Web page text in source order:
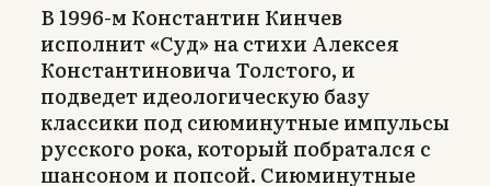
В 1996-м Константин Кинчев
исполнит «Суд» на стихи Алексея
Константиновича Толстого, и
подведет идеологическую базу
классики под сиюминутные импульсы
русского рока, который побратался с
шансоном и попсой. Сиюминутные